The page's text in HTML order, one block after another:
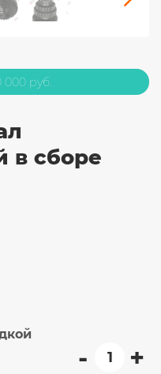
000 руб.
в сборе
- +